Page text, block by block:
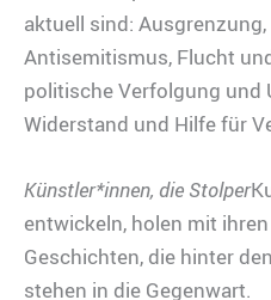
aktuell sind:
Antisemitismus, Flucht
politische Verfolgung und
Widerstand und Hilfe für
Künstler*innen, die Stolper
entwickeln, holen mit
Geschichten, die hinter
stehen in die Gegenwart.